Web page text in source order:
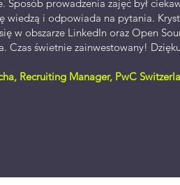
Sposób prowadzenia zajęć był
wiedzą i odpowiada na pytania.
w obszarze LinkedIn oraz Open
Czas świetnie zainwestowany!
Recruiting Manager, PwC